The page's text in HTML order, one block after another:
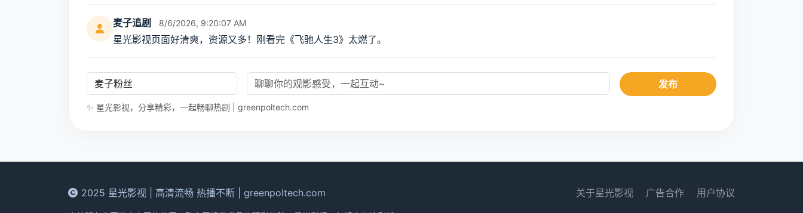
麦子追剧 8/6/2026, 9:20:07 AM
星光影视页面好清爽，资源又多！刚看完《飞驰人生3》太燃了。
发布
✨ 星光影视，分享精彩，一起畅聊热剧 | greenpoltech.com
2025 星光影视 | 高清流畅 热播不断 | greenpoltech.com 关于星光影视 广告合作 用户协议